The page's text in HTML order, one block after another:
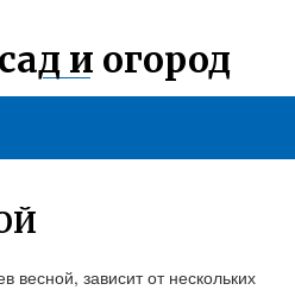
и огород
зависит от нескольких